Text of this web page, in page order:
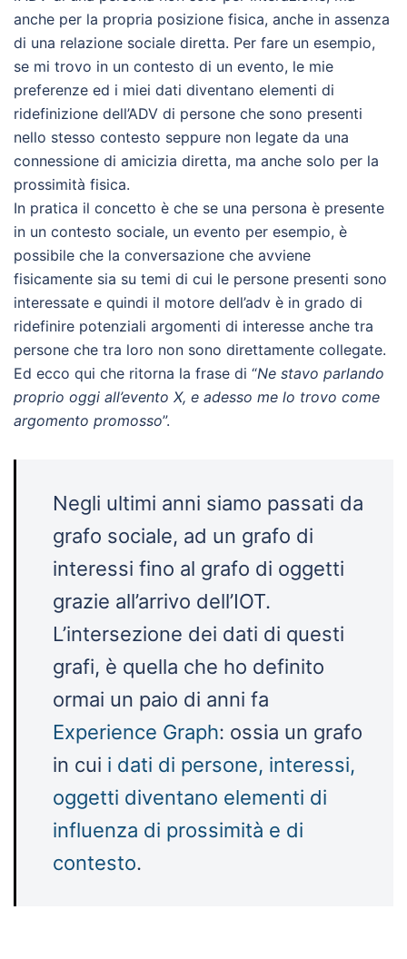
anche per la propria posizione fisica, anche in assenza
di una relazione sociale diretta. Per fare un esempio,
se mi trovo in un contesto di un evento, le mie
preferenze ed i miei dati diventano elementi di
ridefinizione dell’ADV di persone che sono presenti
nello stesso contesto seppure non legate da una
connessione di amicizia diretta, ma anche solo per la
prossimità fisica.
In pratica il concetto è che se una persona è presente
in un contesto sociale, un evento per esempio, è
possibile che la conversazione che avviene
fisicamente sia su temi di cui le persone presenti sono
interessate e quindi il motore dell’adv è in grado di
ridefinire potenziali argomenti di interesse anche tra
persone che tra loro non sono direttamente collegate.
Ed ecco qui che ritorna la frase di “Ne stavo parlando
proprio oggi all’evento X, e adesso me lo trovo come
argomento promosso”.
Negli ultimi anni siamo passati da
grafo sociale, ad un grafo di
interessi fino al grafo di oggetti
grazie all’arrivo dell’IOT.
L’intersezione dei dati di questi
grafi, è quella che ho definito
ormai un paio di anni fa
Experience Graph: ossia un grafo
in cui i dati di persone, interessi,
oggetti diventano elementi di
influenza di prossimità e di
contesto.